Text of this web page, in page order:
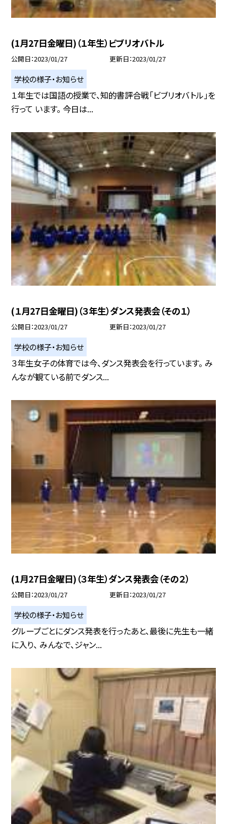
(1月27日金曜日)（１年生）ビブリオバトル
公開日 2023/01/27 更新日 2023/01/27
学校の様子・お知らせ
１年生では国語の授業で、知的書評合戦「ビブリオバトル」を
行って います。 今日は...
(１月27日金曜日)（３年生）ダンス発表会（その１）
公開日 2023/01/27 更新日 2023/01/27
学校の様子・お知らせ
３年生女子の体育では今、ダンス発表会を行っています。 み
んなが観ている前でダンス...
(1月27日金曜日)（３年生）ダンス発表会（その２）
公開日 2023/01/27 更新日 2023/01/27
学校の様子・お知らせ
グループごとにダンス発表を行ったあと、最後に先生も一緒
に入り、 みんなで、ジャン...